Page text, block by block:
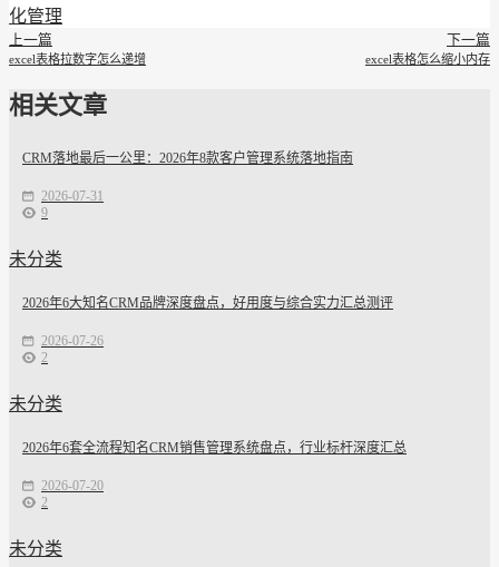
化管理
上一篇
excel表格拉数字怎么递增
下一篇
excel表格怎么缩小内存
相关文章
CRM落地最后一公里：2026年8款客户管理系统落地指南
2026-07-31
9
未分类
2026年6大知名CRM品牌深度盘点，好用度与综合实力汇总测评
2026-07-26
2
未分类
2026年6套全流程知名CRM销售管理系统盘点，行业标杆深度汇总
2026-07-20
2
未分类